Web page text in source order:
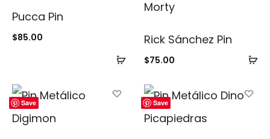
Añadir
carrito
Pucca Pin
$85.00 Rick Sánchez Pin
$75.00
Save Save